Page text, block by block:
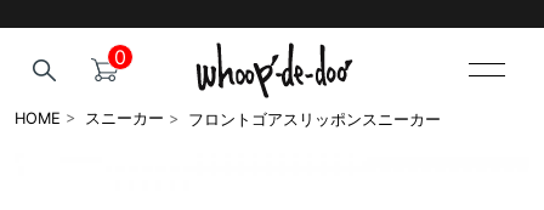
0
HOME > スニーカー > フロントゴアスリッポンスニーカー